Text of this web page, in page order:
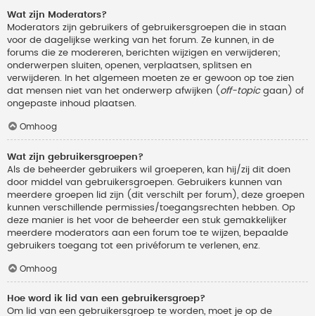
Wat zijn Moderators?
Moderators zijn gebruikers of gebruikersgroepen die in staan
voor de dagelijkse werking van het forum. Ze kunnen, in de
forums die ze modereren, berichten wijzigen en verwijderen;
onderwerpen sluiten, openen, verplaatsen, splitsen en
verwijderen. In het algemeen moeten ze er gewoon op toe zien
dat mensen niet van het onderwerp afwijken ( off-topicgaan) of
ongepaste inhoud plaatsen.
Omhoog
Wat zijn gebruikersgroepen?
Als de beheerder gebruikers wil groeperen, kan hij/zij dit doen
door middel van gebruikersgroepen. Gebruikers kunnen van
meerdere groepen lid zijn (dit verschilt per forum), deze groepen
kunnen verschillende permissies/toegangsrechten hebben. Op
deze manier is het voor de beheerder een stuk gemakkelijker
meerdere moderators aan een forum toe te wijzen, bepaalde
gebruikers toegang tot een privéforum te verlenen, enz.
Omhoog
Hoe word ik lid van een gebruikersgroep?
Om lid van een gebruikersgroep te worden, moet je op de